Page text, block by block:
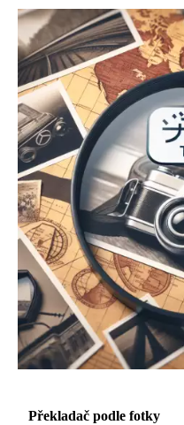
Překladač podle fotky